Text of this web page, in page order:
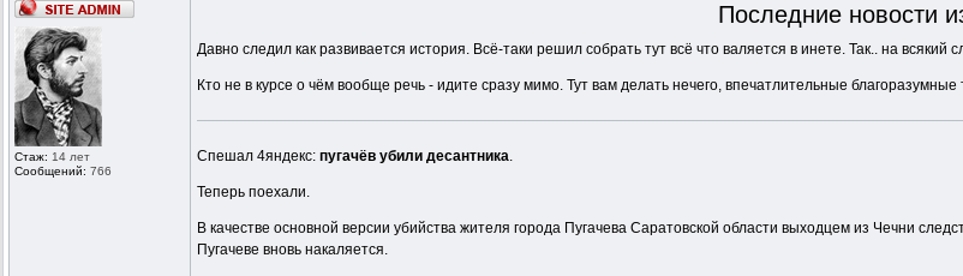
Стаж: 14 лет
Сообщений: 766
Последние новости
Давно следил как развивается история. Всё-таки решил собрать тут всё что валяется в инете. Так.. на
Кто не в курсе о чём вообще речь - идите сразу мимо. Тут вам делать нечего, впечатлительные
Спешал 4яндекс: пугачёв убили десантника.
Теперь поехали.
В качестве основной версии убийства жителя города Пугачева Саратовской области выходцем из Чечни
Пугачеве вновь накаляется.